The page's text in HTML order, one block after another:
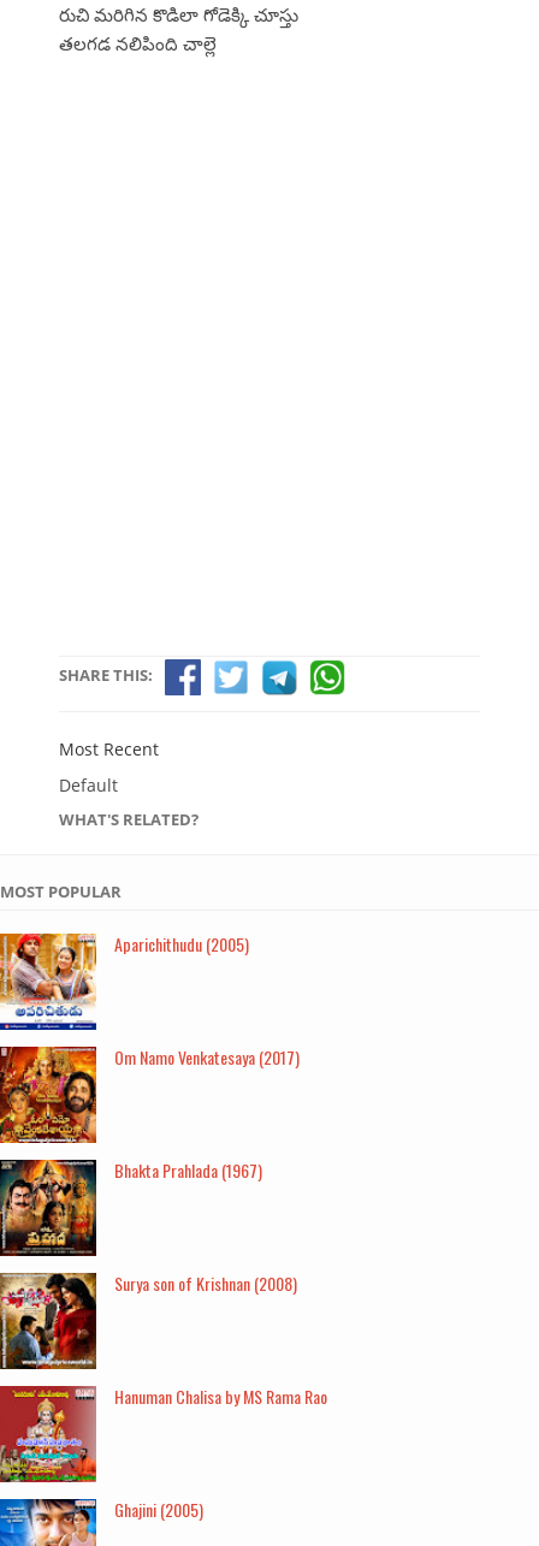
రుచి మరిగిన కొడిలా గోడెక్కి చూస్తు
తలగడ నలిపింది చాల్లె
SHARE THIS:
Most Recent
Default
WHAT'S RELATED?
MOST POPULAR
Aparichithudu (2005)
Om Namo Venkatesaya (2017)
Bhakta Prahlada (1967)
Surya son of Krishnan (2008)
Hanuman Chalisa by MS Rama Rao
Ghajini (2005)